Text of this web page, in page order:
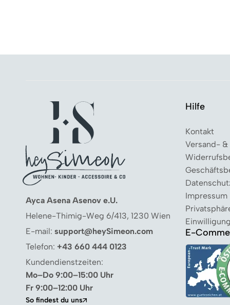
Ayca Asena Asenov e.U.
Helene-Thimig-Weg 6/413, 1230 Wien
E-mail: support@heySimeon.com
Telefon: +43 660 444 0123
Kundendienstzeiten:
Mo–Do 9:00–15:00 Uhr
Fr 9:00–12:00 Uhr
So findest du uns
Hilfe
Kontakt
Versand-
Impressum
E-